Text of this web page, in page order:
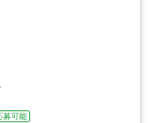
募可能